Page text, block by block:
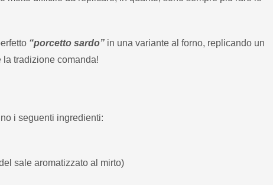
“porcetto sardo” in una variante al forno, replicando un
tradizione comanda!
i seguenti ingredienti:
sale aromatizzato al mirto)